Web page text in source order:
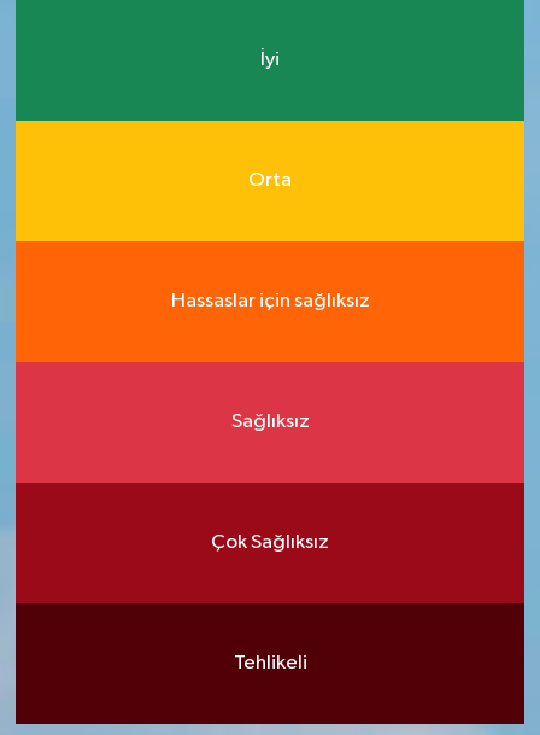
İyi
Orta
Hassaslar için sağlıksız
Sağlıksız
Çok Sağlıksız
Tehlikeli